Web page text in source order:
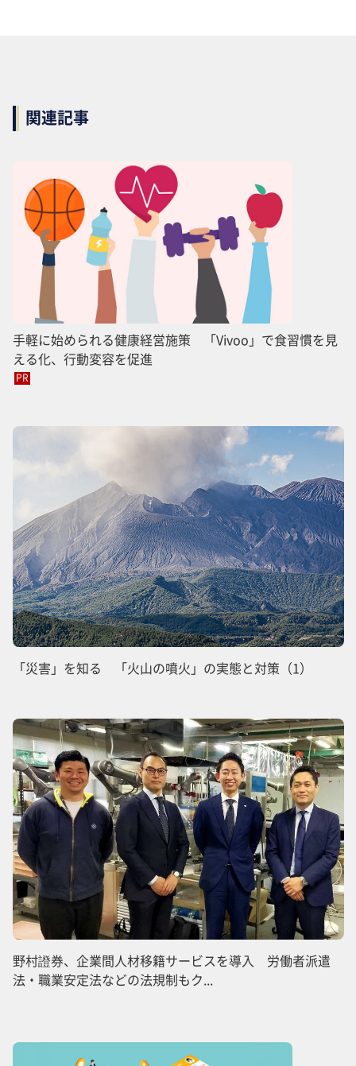
関連記事
手軽に始められる健康経営施策 「Vivoo」で食習慣を見
える化、行動変容を促進
PR
「災害」を知る 「火山の噴火」の実態と対策（1）
野村證券、企業間人材移籍サービスを導入 労働者派遣
法・職業安定法などの法規制もク...